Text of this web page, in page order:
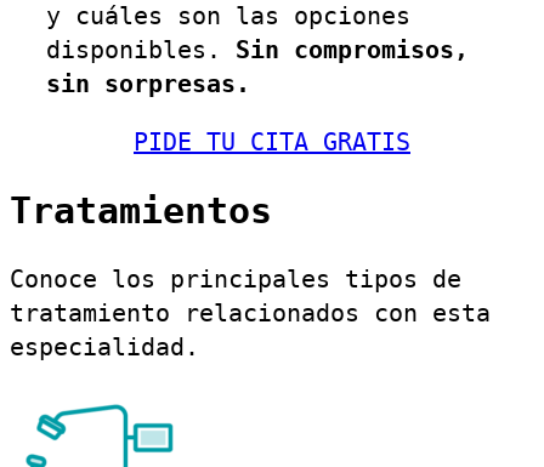
y cuáles son las opciones
disponibles. Sin compromisos,
sin sorpresas.
PIDE TU CITA GRATIS
Tratamientos
Conoce los principales tipos de
tratamiento relacionados con esta
especialidad.